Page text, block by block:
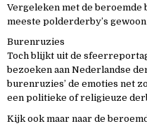
Vergeleken met de beroemde
meeste polderderby’s gewoon
Burenruzies
Toch blijkt uit de
bezoeken aan Nederlandse
burenruzies’ de emoties net
een politieke of religieuze
Kijk ook maar naar de